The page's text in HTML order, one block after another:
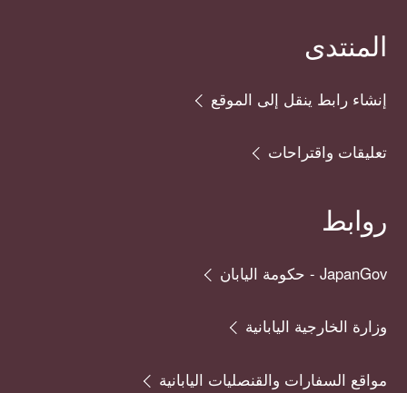
المنتدى
إنشاء رابط ينقل إلى الموقع
تعليقات واقتراحات
روابط
JapanGov - حكومة اليابان
وزارة الخارجية اليابانية
مواقع السفارات والقنصليات اليابانية